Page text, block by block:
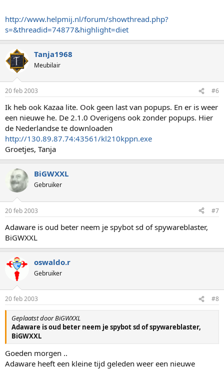
http://www.helpmij.nl/forum/showthread.php?
s=&threadid=74877&highlight=diet
Tanja1968
Meubilair
20 feb 2003 #6
Ik heb ook Kazaa lite. Ook geen last van popups. En er is weer
een nieuwe he. De 2.1.0 Overigens ook zonder popups. Hier
de Nederlandse te downloaden
http://130.89.87.74:43561/kl210kppn.exe
Groetjes, Tanja
BiGWXXL
Gebruiker
20 feb 2003 #7
Adaware is oud beter neem je spybot sd of spywareblaster,
BiGWXXL
oswaldo.r
Gebruiker
20 feb 2003 #8
Geplaatst door BiGWXXL
Adaware is oud beter neem je spybot sd of spywareblaster,
BiGWXXL
Goeden morgen ..
Adaware heeft een kleine tijd geleden weer een nieuwe